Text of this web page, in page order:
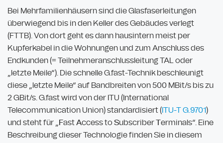
Bei Mehrfamilienhäusern sind die Glasfaserleitungen
überwiegend bis in den Keller des Gebäudes verlegt
(FTTB). Von dort geht es dann hausintern meist per
Kupferkabel in die Wohnungen und zum Anschluss des
Endkunden (= Teilnehmeranschlussleitung TAL oder
„letzte Meile“). Die schnelle G.fast-Technik beschleunigt
diese „letzte Meile“ auf Bandbreiten von 500 MBit/s bis zu
2 GBit/s. G.fast wird von der ITU (International
Telecommunication Union) standardisiert (ITU-T G.9701)
und steht für „FastAccess toSubscriberTerminals“. Eine
Beschreibung dieser Technologie finden Sie in diesem